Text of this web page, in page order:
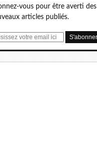
vous pour être averti des
articles publiés.